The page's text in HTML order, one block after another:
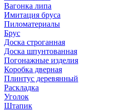
Вагонка липа
Имитация бруса
Пиломатериалы
Брус
Доска строганная
Доска шпунтованная
Погонажные изделия
Коробка дверная
Плинтус деревянный
Раскладка
Уголок
Штапик